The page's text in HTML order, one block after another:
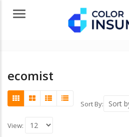
Menu
ecomist
Sort By:
View: